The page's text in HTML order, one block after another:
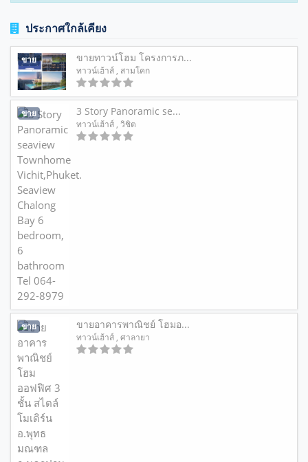
ประกาศใกล้เคียง
ขาย ขายทาวน์โฮม โครงการภ...
ทาวน์เฮ้าส์ , สามโคก
ขาย 3 Story Panoramic se...
ทาวน์เฮ้าส์ , วิชิต
ขาย ขายอาคารพาณิชย์ โฮมอ...
ทาวน์เฮ้าส์ , ศาลายา